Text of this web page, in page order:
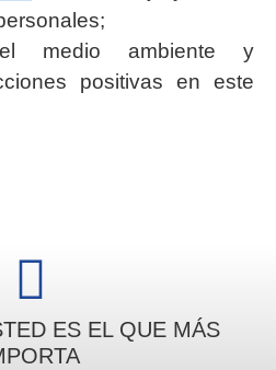
el medio ambiente y
positivas en este
ES EL QUE MÁS